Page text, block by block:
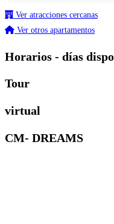
Ver atracciones cercanas
Ver otros apartamentos
Horarios - días
Tour
virtual
CM- DREAMS